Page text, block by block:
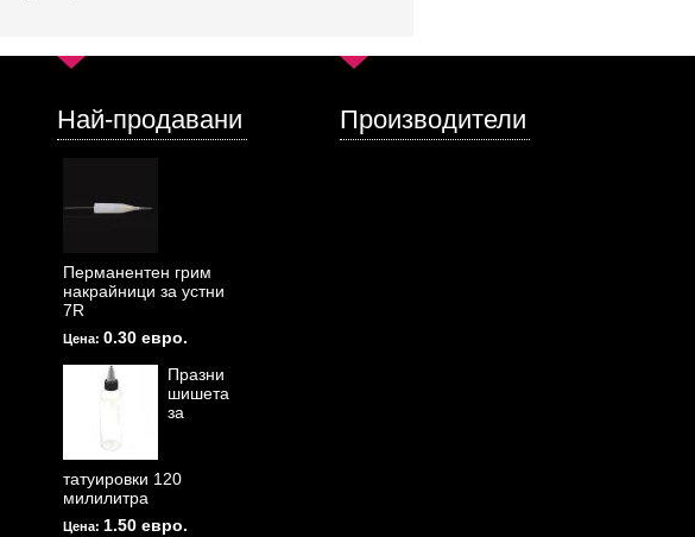
Най-продавани
Перманентен грим
накрайници за устни
7R
Цена: 0.30 евро.
Празни
шишета
за
татуировки 120
милилитра
Цена: 1.50 евро.
Производители